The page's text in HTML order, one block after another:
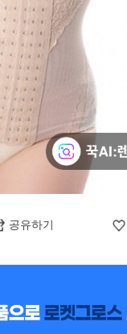
공유하기